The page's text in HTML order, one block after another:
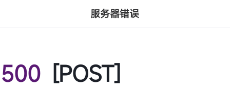
服务器错误
500 [POST]